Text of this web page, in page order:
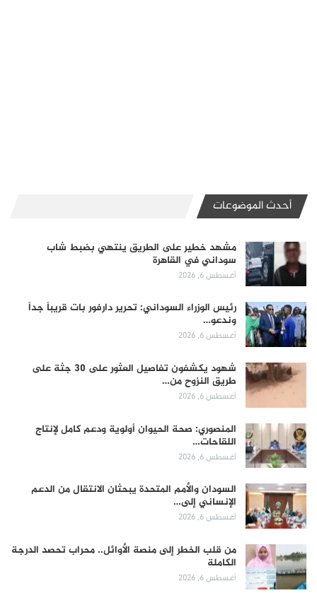
أحدث الموضوعات
مشهد خطير على الطريق ينتهي بضبط شاب
سوداني في القاهرة
أغسطس 6, 2026
رئيس الوزراء السوداني: تحرير دارفور بات قريباً جداً
وندعو…
أغسطس 6, 2026
شهود يكشفون تفاصيل العثور على 30 جثة على
طريق النزوح من…
أغسطس 6, 2026
المنصوري: صحة الحيوان أولوية ودعم كامل لإنتاج
اللقاحات…
أغسطس 6, 2026
السودان والأمم المتحدة يبحثان الانتقال من الدعم
الإنساني إلى…
أغسطس 6, 2026
من قلب الخطر إلى منصة الأوائل.. محراب تحصد الدرجة
الكاملة
أغسطس 6, 2026